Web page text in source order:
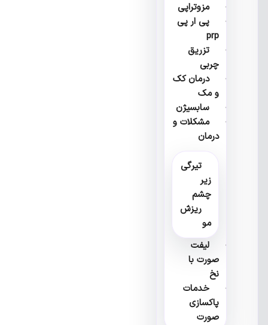
مزوتراپی
پی ار پی
تزریق
چربی
درمان کک
و مک
سابسیژن
مشکلات و
درمان
تیرگی
چشم
ریزش
لیفت
صورت با
خدمات
پاکسازی
صورت